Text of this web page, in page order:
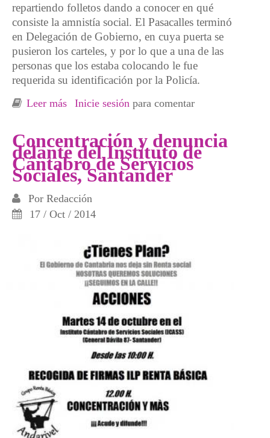
repartiendo folletos dando a conocer en qué
consiste la amnistía social. El Pasacalles terminó
en Delegación de Gobierno, en cuya puerta se
pusieron los carteles, y por lo que a una de las
personas que los estaba colocando le fue
requerida su identificación por la Policía.
Leer más sobre Pasacalles amordazado contra las Leyes
Inicie sesión para comentar
Concentración y denuncia
delante del Instituto de
Cántabro de Servicios
Sociales, Santander
Por Redacción
17 / Oct / 2014